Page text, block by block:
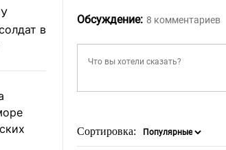
в
Обсуждение: 8 комментариев
Сортировка: